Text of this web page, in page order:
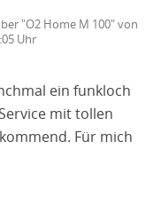
"O2 Home M 100" von
Uhr
ein funkloch
mit tollen
Für mich